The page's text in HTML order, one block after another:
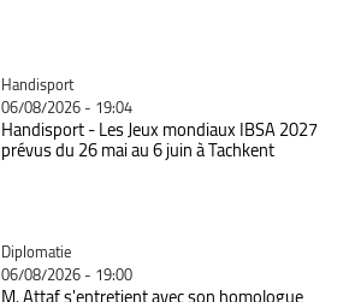
Catégorie
Handisport
06/08/2026 - 19:04
Handisport - Les Jeux mondiaux IBSA 2027
prévus du 26 mai au 6 juin à Tachkent
Catégorie
Diplomatie
06/08/2026 - 19:00